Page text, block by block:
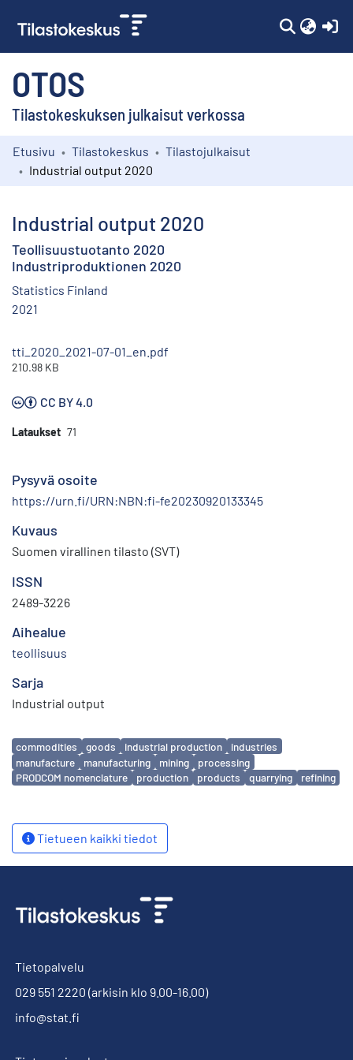
OTOS
Tilastokeskuksen julkaisut verkossa
Kokoelmat
Etusivu Tilastokeskus
Tilastojulkaisut
Industrial output 2020
Industrial output 2020
Teollisuustuotanto 2020
Industriproduktionen 2020
Statistics Finland
2021
tti_2020_2021-07-01_en.pdf
210.98 KB
CC BY 4.0
Lataukset 71
Pysyvä osoite
https://urn.fi/URN:NBN:fi-fe20230920133345
Kuvaus
Suomen virallinen tilasto (SVT)
ISSN
2489-3226
Aihealue
teollisuus
Sarja
Industrial output
Avainsanat
commodities goods industrial production
industries
manufacture
manufacturing mining
processing
PRODCOM nomenclature
production products quarrying refining
Tietueen kaikki tiedot
Tietopalvelu
029 551 2220 (arkisin klo 9.00-16.00)
info@stat.fi